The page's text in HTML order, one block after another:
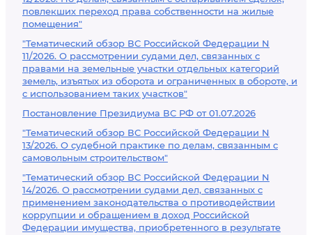
повлекших переход права собственности на жилые
помещения"
"Тематический обзор ВС Российской Федерации N
11/2026. О рассмотрении судами дел, связанных с
правами на земельные участки отдельных категорий
земель, изъятых из оборота и ограниченных в обороте, и
с использованием таких участков"
Постановление Президиума ВС РФ от 01.07.2026
"Тематический обзор ВС Российской Федерации N
13/2026. О судебной практике по делам, связанным с
самовольным строительством"
"Тематический обзор ВС Российской Федерации N
14/2026. О рассмотрении судами дел, связанных с
применением законодательства о противодействии
коррупции и обращением в доход Российской
Федерации имущества, приобретенного в результате